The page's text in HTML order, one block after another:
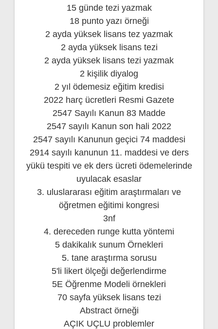
15 günde tezi yazmak
18 punto yazı örneği
2 ayda yüksek lisans tez yazmak
2 ayda yüksek lisans tezi
2 ayda yüksek lisans tezi yazmak
2 kişilik diyalog
2 yıl ödemesiz eğitim kredisi
2022 harç ücretleri Resmi Gazete
2547 Sayılı Kanun 83 Madde
2547 sayılı Kanun son hali 2022
2547 sayılı Kanunun geçici 74 maddesi
2914 sayılı kanunun 11. maddesi ve ders
yükü tespiti ve ek ders ücreti ödemelerinde
uyulacak esaslar
3. uluslararası eğitim araştırmaları ve
öğretmen eğitimi kongresi
3nf
4. dereceden runge kutta yöntemi
5 dakikalık sunum Örnekleri
5. tane araştırma sorusu
5'li likert ölçeği değerlendirme
5E Öğrenme Modeli örnekleri
70 sayfa yüksek lisans tezi
Abstract örneği
AÇIK UÇLU problemler